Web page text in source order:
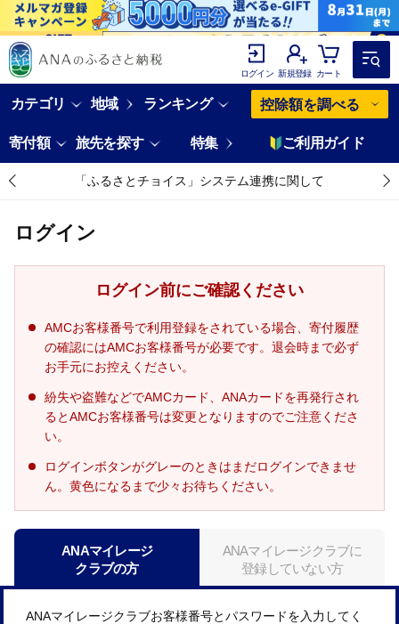
ログイン 新規登録 カート
カテゴリ 地域 ランキング 控除額を調べる
寄付額 旅先を探す 特集 ご利用ガイド
「ふるさとチョイス」システム連携に関して
ログイン
ログイン前にご確認ください
AMCお客様番号で利用登録をされている場合、寄付履歴
の確認にはAMCお客様番号が必要です。退会時まで必ず
お手元にお控えください。
紛失や盗難などでAMCカード、ANAカードを再発行され
るとAMCお客様番号は変更となりますのでご注意くださ
い。
ログインボタンがグレーのときはまだログインできませ
ん。黄色になるまで少々お待ちください。
ANAマイレージ
クラブの方
ANAマイレージクラブに
登録していない方
ANAマイレージクラブお客様番号とパスワードを入力してく